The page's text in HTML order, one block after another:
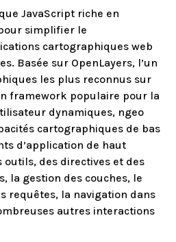
JavaScript riche en
simplifier le
cartographiques web
Basée sur OpenLayers, l’un
les plus reconnus sur
framework populaire pour la
dynamiques, ngeo
cartographiques de bas
d’application de haut
outils, des directives et des
la gestion des couches, le
requêtes, la navigation dans
autres interactions